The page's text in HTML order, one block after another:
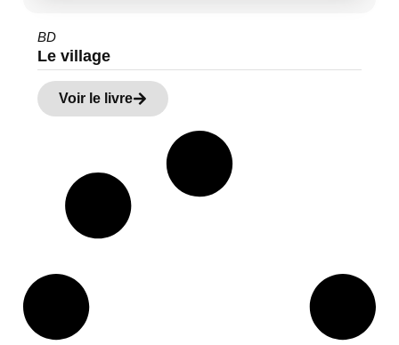
BD
Le village
Voir le livre